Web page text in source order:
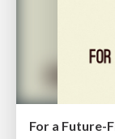
For a Future-